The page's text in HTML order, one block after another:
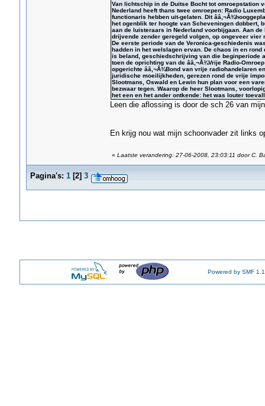
Van lichtschip in de Duitse Bocht tot omroepstation
Nederland heeft thans twee omroepen: Radio
functionaris hebben uit-gelaten. Dit
het ogenblik ter hoogte van Scheveningen dobbert,
aan de luisteraars in Nederland voorbijgaan. Aan
drijvende zender geregeld volgen, op ongeveer
De eerste periode van de Veronica-geschiedenis
hadden in het welslagen ervan. De chaos in en
is beland, geschiedschrijving van die beginperiode
toen de oprichting van de ââ‚¬Å¾Vrije Radio-
opgerichte ââ‚¬Å¾Bond van vrije radiohandelaren
juridische moeilijkheden, gerezen rond de vrije
Slootmans, Oswald en Lewin hun plan voor een
bezwaar tegen. Waarop de heer Slootmans,
het een en het ander ontkende: het was louter
Leen die aflossing is door de sch 26 van
En krijg nou wat mijn schoonvader zit links
« Laatste verandering: 27-06-2008, 23:03:11 door C.
Pagina's: 1[2] 3
Powered by SMF